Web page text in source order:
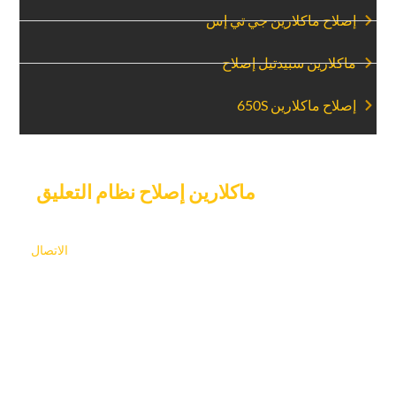
‏إصلاح ماكلارين جي تي إس‏
‏ماكلارين سبيدتيل إصلاح‏
‏إصلاح ماكلارين 650S‏
‏ماكلارين إصلاح نظام التعليق‏
‏الاتصال‏